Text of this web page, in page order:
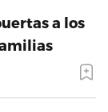
a los